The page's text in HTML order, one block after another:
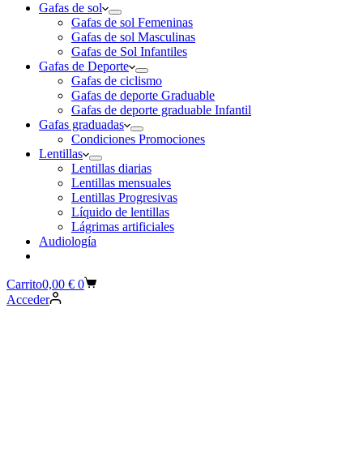
Gafas de sol
Gafas de sol Femeninas
Gafas de sol Masculinas
Gafas de Sol Infantiles
Gafas de Deporte
Gafas de ciclismo
Gafas de deporte Graduable
Gafas de deporte graduable Infantil
Gafas graduadas
Condiciones Promociones
Lentillas
Lentillas diarias
Lentillas mensuales
Lentillas Progresivas
Líquido de lentillas
Lágrimas artificiales
Audiología
Carrito0,00 € 0
Acceder